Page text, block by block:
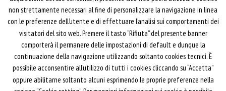
Via S. Giovanni in Laterano, 152 | 00184 Roma
T: 06 70374.275
trasporti@confartigianato.it
confartigianatotrasporti@pec.it
Privacy e Cookie Policy
non strettamente necessari al fine di personalizzare la navigazione in linea
con le preferenze dell’utente e di effettuare l’analisi sui comportamenti dei
visitatori del sito web. Premere il tasto “Rifiuta” del presente banner
comporterà il permanere delle impostazioni di default e dunque la
continuazione della navigazione utilizzando soltanto cookies tecnici. È
possibile acconsentire all’utilizzo di tutti i cookies cliccando su “Accetta”
oppure abilitarne soltanto alcuni esprimendo le proprie preferenze nella